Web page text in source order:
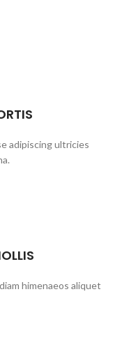
adipiscing ultricies
himenaeos aliquet